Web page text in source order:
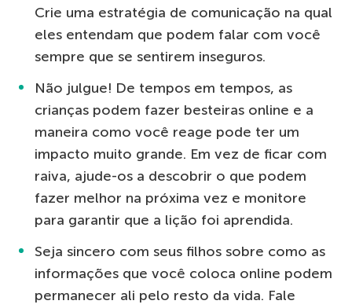
Crie uma estratégia de comunicação na qual
eles entendam que podem falar com você
sempre que se sentirem inseguros.
Não julgue! De tempos em tempos, as
crianças podem fazer besteiras online e a
maneira como você reage pode ter um
impacto muito grande. Em vez de ficar com
raiva, ajude-os a descobrir o que podem
fazer melhor na próxima vez e monitore
para garantir que a lição foi aprendida.
Seja sincero com seus filhos sobre como as
informações que você coloca online podem
permanecer ali pelo resto da vida. Fale